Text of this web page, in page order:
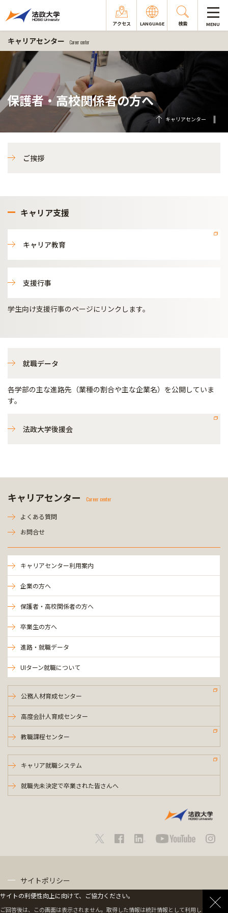
アクセス LANGUAGE 検索 MENU
キャリアセンター Career center
保護者・高校関係者の方へ
キャリアセンター
ご挨拶
キャリア支援
キャリア教育
支援行事
学生向け支援行事のページにリンクします。
就職データ
各学部の主な進路先（業種の割合や主な企業名）を公開していま
す。
法政大学後援会
キャリアセンター Career center
よくある質問
お問合せ
キャリアセンター利用案内
企業の方へ
保護者・高校関係者の方へ
卒業生の方へ
進路・就職データ
UIターン就職について
公務人材育成センター
高度会計人育成センター
教職課程センター
キャリア就職システム
就職先未決定で卒業された皆さんへ
サイトポリシー
サイトの利便性向上に向けて、ご協力ください。
ご回答後は、この画面は表示されません。取得した情報は統計情報として利用します。